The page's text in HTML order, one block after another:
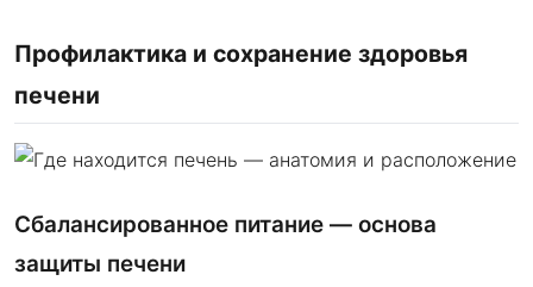
Профилактика и сохранение здоровья
печени
Сбалансированное питание — основа
защиты печени